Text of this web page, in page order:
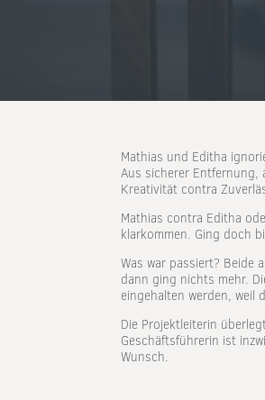
Mathias und Editha
Aus sicherer
Kreativität contra
Mathias contra Editha
klarkommen. Ging doch
Was war passiert? Beide
dann ging nichts mehr.
eingehalten werden, weil
Die Projektleiterin
Geschäftsführerin ist
Wunsch.